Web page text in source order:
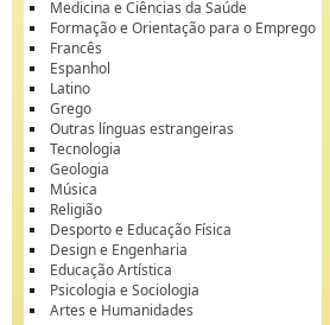
Medicina e Ciências da Saúde
Formação e Orientação para o Emprego
Francês
Espanhol
Latino
Grego
Outras línguas estrangeiras
Tecnologia
Geologia
Música
Religião
Desporto e Educação Física
Design e Engenharia
Educação Artística
Psicologia e Sociologia
Artes e Humanidades